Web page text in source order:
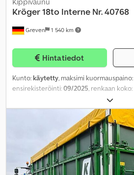
Greven 1 540 km
Kröger18to Interne Nr. 40768
Hintatiedot
Kunto: käytetty, maksimi kuormauspaino:
ensirekisteröinti:09/2025, renkaan koko: